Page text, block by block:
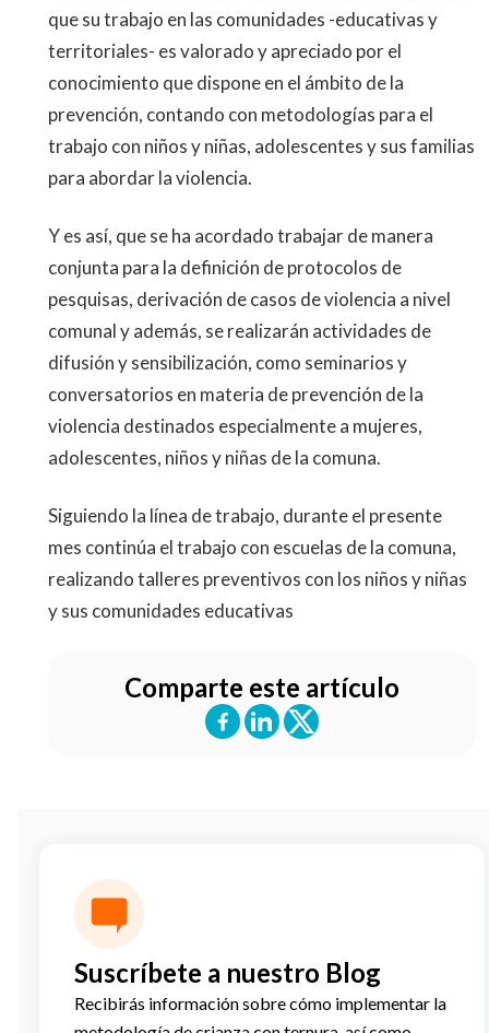
que su trabajo en las comunidades -educativas y
territoriales- es valorado y apreciado por el
conocimiento que dispone en el ámbito de la
prevención, contando con metodologías para el
trabajo con niños y niñas, adolescentes y sus familias
para abordar la violencia.
Y es así, que se ha acordado trabajar de manera
conjunta para la definición de protocolos de
pesquisas, derivación de casos de violencia a nivel
comunal y además, se realizarán actividades de
difusión y sensibilización, como seminarios y
conversatorios en materia de prevención de la
violencia destinados especialmente a mujeres,
adolescentes, niños y niñas de la comuna.
Siguiendo la línea de trabajo, durante el presente
mes continúa el trabajo con escuelas de la comuna,
realizando talleres preventivos con los niños y niñas
y sus comunidades educativas
Comparte este artículo
Suscríbete a nuestro Blog
Recibirás información sobre cómo implementar la